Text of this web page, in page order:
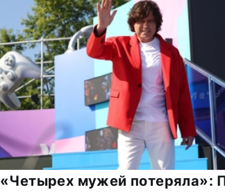
«Четырех мужей потеряла»: